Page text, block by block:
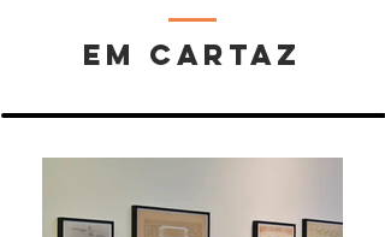
EM CARTAZ